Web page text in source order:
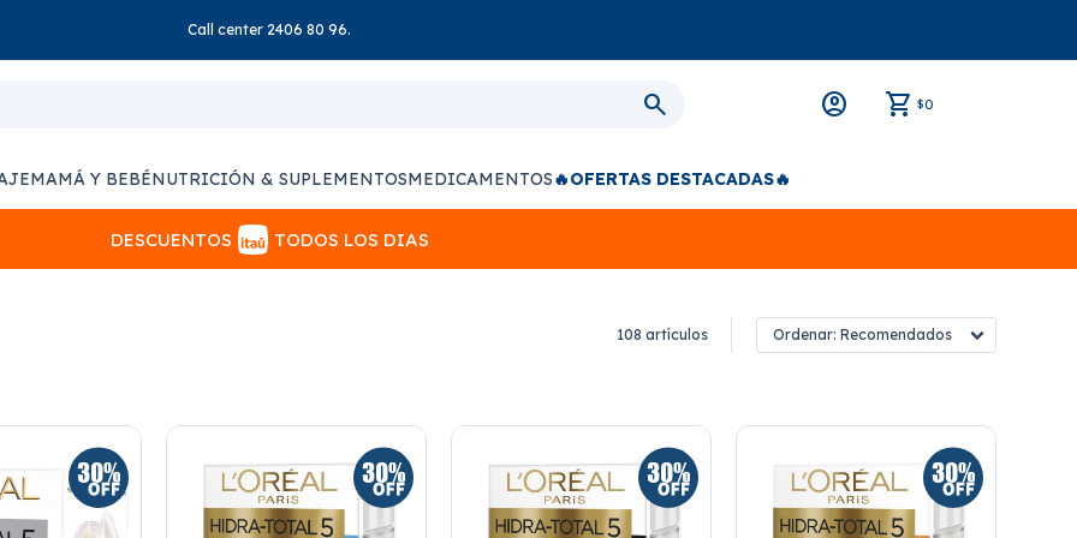
Call center 2406 80 96.
$0
MAMÁ Y BEBÉNUTRICIÓN & SUPLEMENTOSMEDICAMENTOS🔥OFERTAS DESTACADAS🔥
DESCUENTOS TODOS LOS DIAS
108 artículos Recomendados